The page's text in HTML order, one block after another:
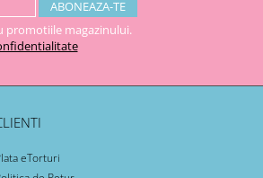
promotiile magazinului.
eTorturi